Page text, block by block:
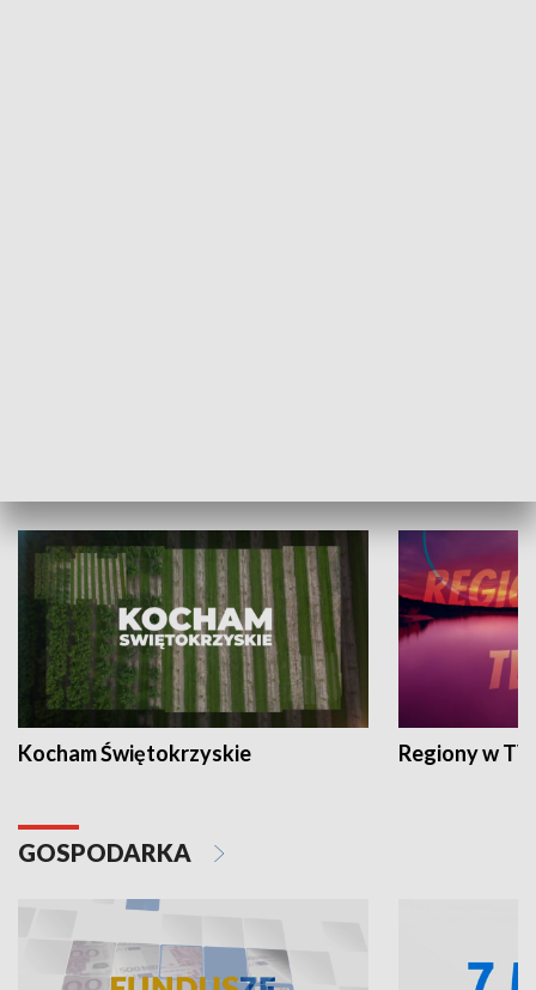
Kocham Świętokrzyskie Regiony w
GOSPODARKA